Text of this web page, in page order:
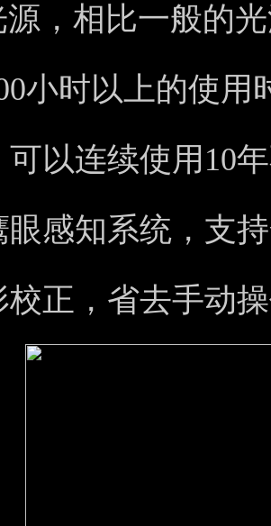
源，相比一般的
小时以上的使
可以连续使用10
眼感知系统，支
校正，省去手动